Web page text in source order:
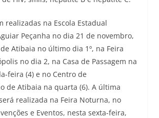
realizadas na Escola Estadual
Peçanha no dia 21 de novembro,
Atibaia no último dia 1º, na Feira
no dia 2, na Casa de Passagem na
feira (4) e no Centro de
de Atibaia na quarta (6). A última
realizada na Feira Noturna, no
e Eventos, nesta sexta-feira,